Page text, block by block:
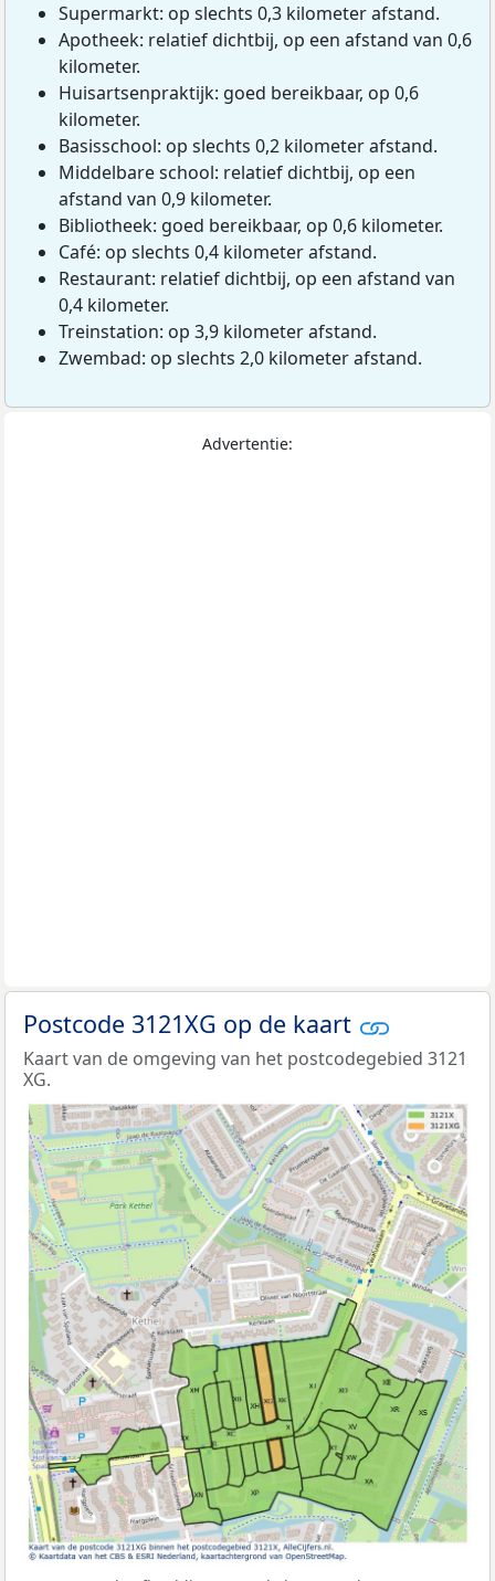
Supermarkt: op slechts 0,3 kilometer afstand.
Apotheek: relatief dichtbij, op een afstand van 0,6
kilometer.
Huisartsenpraktijk: goed bereikbaar, op 0,6
kilometer.
Basisschool: op slechts 0,2 kilometer afstand.
Middelbare school: relatief dichtbij, op een
afstand van 0,9 kilometer.
Bibliotheek: goed bereikbaar, op 0,6 kilometer.
Café: op slechts 0,4 kilometer afstand.
Restaurant: relatief dichtbij, op een afstand van
0,4 kilometer.
Treinstation: op 3,9 kilometer afstand.
Zwembad: op slechts 2,0 kilometer afstand.
Advertentie:
Postcode 3121XG op de kaart
Kaart van de omgeving van het postcodegebied 3121
XG.